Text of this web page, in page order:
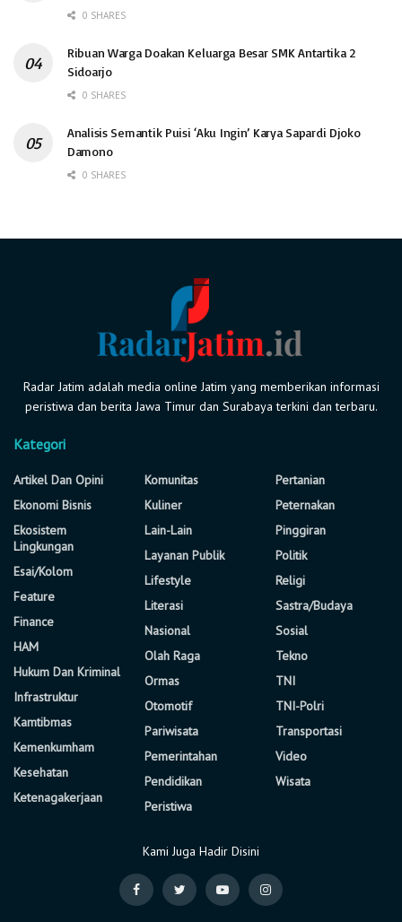
0 SHARES
Ribuan Warga Doakan Keluarga Besar SMK Antartika 2
Sidoarjo
0 SHARES
Analisis Semantik Puisi ‘Aku Ingin’ Karya Sapardi Djoko
Damono
0 SHARES
Radar Jatim adalah media online Jatim yang memberikan informasi
peristiwa dan berita Jawa Timur dan Surabaya terkini dan terbaru.
Kategori
Artikel Dan Opini
Ekonomi Bisnis
Ekosistem
Lingkungan
Esai/Kolom
Feature
Finance
HAM
Hukum Dan Kriminal
Infrastruktur
Kamtibmas
Kemenkumham
Kesehatan
Ketenagakerjaan
Komunitas
Kuliner
Lain-Lain
Layanan Publik
Lifestyle
Literasi
Nasional
Olah Raga
Ormas
Otomotif
Pariwisata
Pemerintahan
Pendidikan
Peristiwa
Pertanian
Peternakan
Pinggiran
Politik
Religi
Sastra/Budaya
Sosial
Tekno
TNI
TNI-Polri
Transportasi
Video
Wisata
Kami Juga Hadir Disini